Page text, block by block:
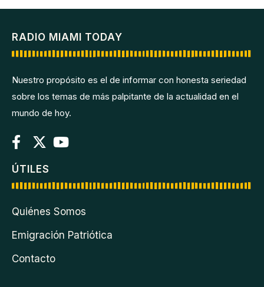
RADIO MIAMI TODAY
Nuestro propósito es el de informar con honesta seriedad
sobre los temas de más palpitante de la actualidad en el
mundo de hoy.
ÚTILES
Quiénes Somos
Emigración Patriótica
Contacto